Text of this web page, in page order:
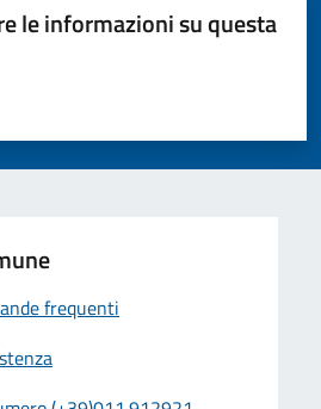
le informazioni su questa
stelle su 5
su 5
5
frequenti